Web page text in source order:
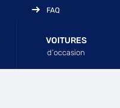
VOITURES
d’occasion
FAQ